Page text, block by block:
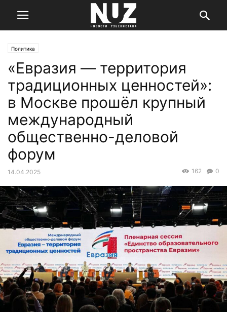
Политика
«Евразия — территория
традиционных ценностей»:
в Москве прошёл крупный
международный
общественно-деловой
форум
14.04.2025 0
162